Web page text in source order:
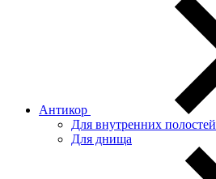
Антикор
Для внутренних полостей
Для днища